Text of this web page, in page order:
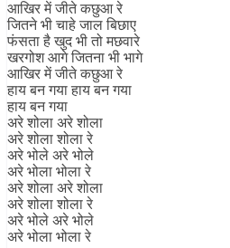
आखिर में जीते कछुआ रे
जितने भी चाहे जाल बिछाए
फंसता है खुद भी तो मछवारे
खरगोश आगे जितना भी भागे
आखिर में जीते कछुआ रे
हाय बन गया हाय बन गया
हाय बन गया
अरे शोला अरे शोला
अरे शोला शोला रे
अरे भोले अरे भोले
अरे भोला भोला रे
अरे शोला अरे शोला
अरे शोला शोला रे
अरे भोले अरे भोले
अरे भोला भोला रे